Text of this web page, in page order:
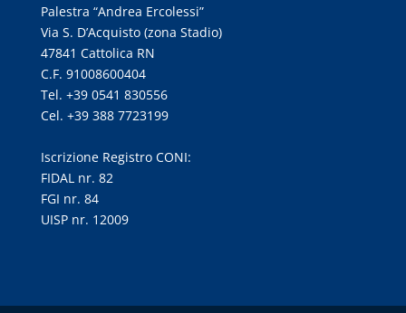
Palestra “Andrea Ercolessi”
Via S. D’Acquisto (zona Stadio)
47841 Cattolica RN
C.F. 91008600404
Tel. +39 0541 830556
Cel. +39 388 7723199
Iscrizione Registro CONI:
FIDAL nr. 82
FGI nr. 84
UISP nr. 12009